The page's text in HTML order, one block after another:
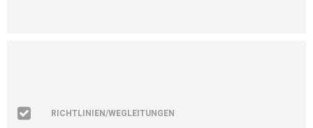
RICHTLINIEN/WEGLEITUNGEN